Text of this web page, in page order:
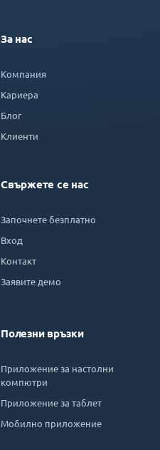
За нас
Компания
Кариера
Блог
Клиенти
Свържете се нас
Започнете безплатно
Вход
Контакт
Заявите демо
Полезни връзки
Приложение за настолни
компютри
Приложение за таблет
Мобилно приложение